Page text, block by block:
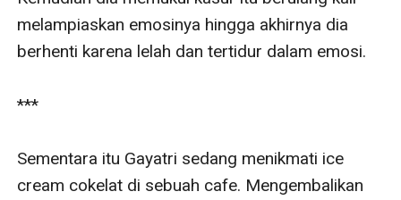
melampiaskan emosinya hingga akhirnya dia
berhenti karena lelah dan tertidur dalam emosi.
***
Sementara itu Gayatri sedang menikmati ice
cream cokelat di sebuah cafe. Mengembalikan